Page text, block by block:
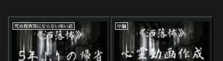
死ぬ程洒落にならない怖い話 中編